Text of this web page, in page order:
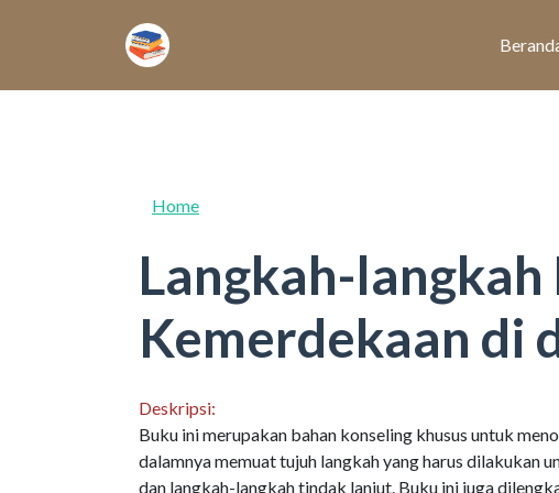
Home
Langkah-
Kemerdekaan di
Deskripsi:
Buku ini merupakan bahan konseling khusus untuk
dalamnya memuat tujuh langkah yang harus dilakukan
dan langkah-langkah tindak lanjut. Buku ini juga